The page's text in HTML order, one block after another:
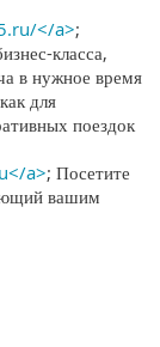
</a>;
класса,
в нужное время
для
поездок
a>; Посетите
вашим